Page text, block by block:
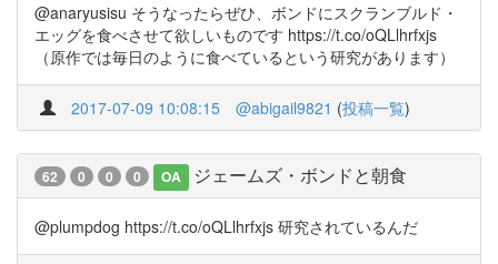
@anaryusisu そうなったらぜひ、ボンドにスクランブルド・
エッグを食べさせて欲しいものです https://t.co/oQLlhrfxjs
（原作では毎日のように食べているという研究があります）
2017-07-09 10:08:15 @abigail9821 (投稿一覧)
62 0 0 0 OA ジェームズ・ボンドと朝食
@plumpdog https://t.co/oQLlhrfxjs 研究されているんだ